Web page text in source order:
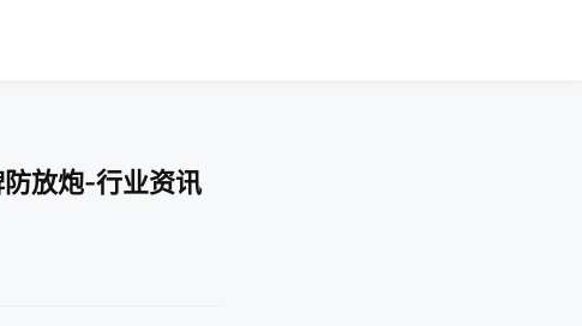
放炮-行业资讯